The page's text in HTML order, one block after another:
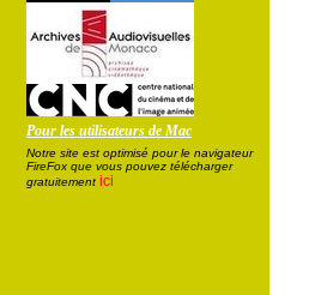
Pour les utilisateurs de Mac
Notre site est optimisé pour le navigateur
FireFox que vous pouvez télécharger
gratuitement ici